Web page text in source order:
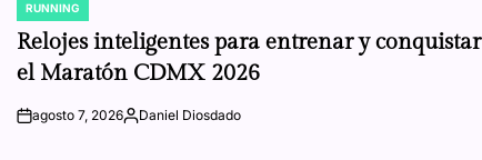
POSTED
IN
RUNNING
Relojes inteligentes para entrenar y conquistar
el Maratón CDMX 2026
onagosto 7, 2026Posted
Daniel Diosdado